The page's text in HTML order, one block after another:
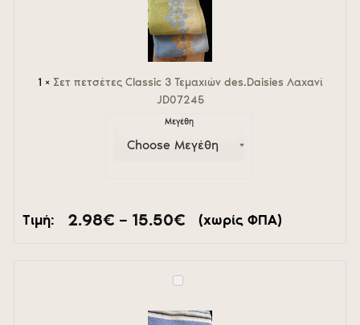
JD07245
1 × Σετ πετσέτες Classic 3 Τεμαχιών des.Daisies Λαχανί
JD07245
Μεγέθη
Τιμή: 2.98€ – 15.50€ Price
range:
(χωρίς ΦΠΑ)